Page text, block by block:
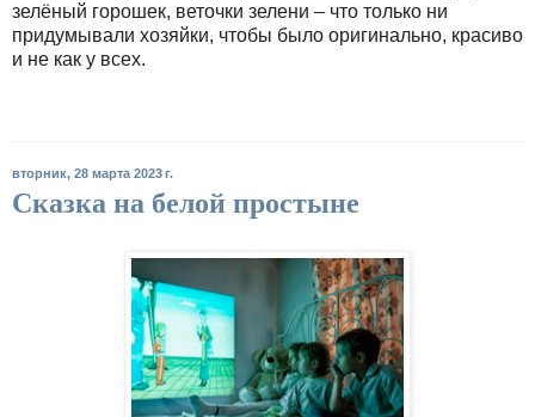
зелёный горошек, веточки зелени – что только ни
придумывали хозяйки, чтобы было оригинально, красиво
и не как у всех.
вторник, 28 марта 2023 г.
Сказка на белой простыне